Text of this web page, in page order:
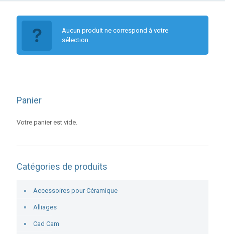
Aucun produit ne correspond à votre
sélection.
Panier
Votre panier est vide.
Catégories de produits
Accessoires pour Céramique
Alliages
Cad Cam